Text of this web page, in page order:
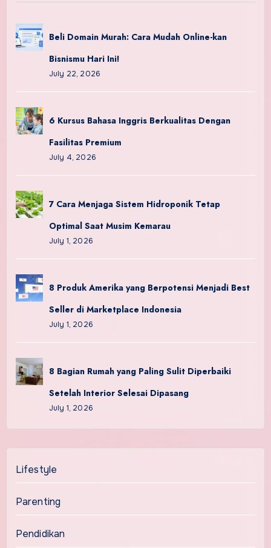
Beli Domain Murah: Cara Mudah Online-kan
Bisnismu Hari Ini!
July 22, 2026
6 Kursus Bahasa Inggris Berkualitas Dengan
Fasilitas Premium
July 4, 2026
7 Cara Menjaga Sistem Hidroponik Tetap
Optimal Saat Musim Kemarau
July 1, 2026
8 Produk Amerika yang Berpotensi Menjadi Best
Seller di Marketplace Indonesia
July 1, 2026
8 Bagian Rumah yang Paling Sulit Diperbaiki
Setelah Interior Selesai Dipasang
July 1, 2026
Lifestyle
Parenting
Pendidikan